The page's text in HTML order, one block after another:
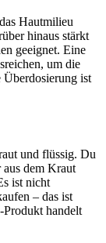
Hautmilieu
hinaus stärkt
geeignet. Eine
um die
ist
und flüssig. Du
aus dem Kraut
ist nicht
– das ist
Produkt handelt